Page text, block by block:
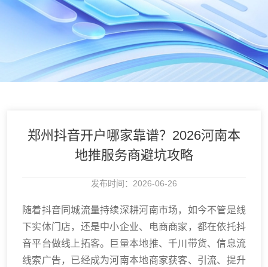
郑州抖音开户哪家靠谱？2026河南本
地推服务商避坑攻略
发布时间：2026-06-26
随着抖音同城流量持续深耕河南市场，如今不管是线
下实体门店，还是中小企业、电商商家，都在依托抖
音平台做线上拓客。巨量本地推、千川带货、信息流
线索广告，已经成为河南本地商家获客、引流、提升